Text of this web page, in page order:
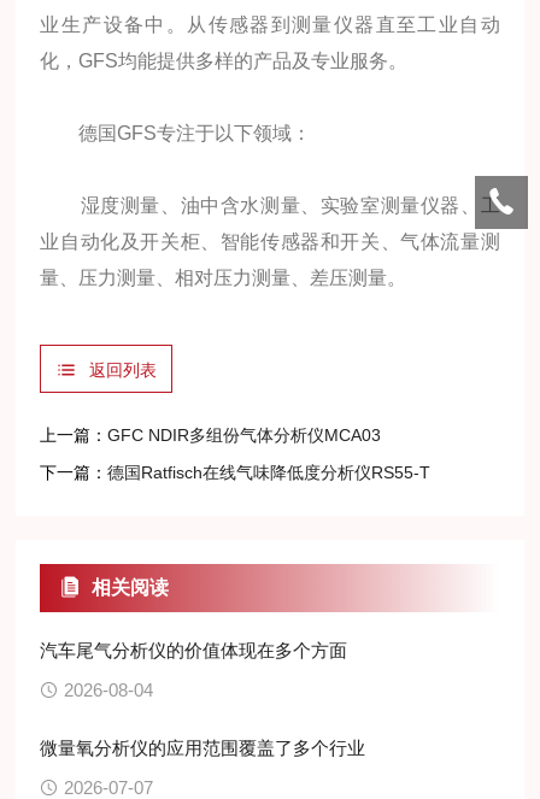
业生产设备中。从传感器到测量仪器直至工业自动
化，GFS均能提供多样的产品及专业服务。
德国GFS专注于以下领域：
湿度测量、油中含水测量、实验室测量仪器、工
业自动化及开关柜、智能传感器和开关、气体流量测
量、压力测量、相对压力测量、差压测量。
返回列表
上一篇：GFC NDIR多组份气体分析仪MCA03
下一篇：德国Ratfisch在线气味降低度分析仪RS55-T
相关阅读
汽车尾气分析仪的价值体现在多个方面
2026-08-04
微量氧分析仪的应用范围覆盖了多个行业
2026-07-07